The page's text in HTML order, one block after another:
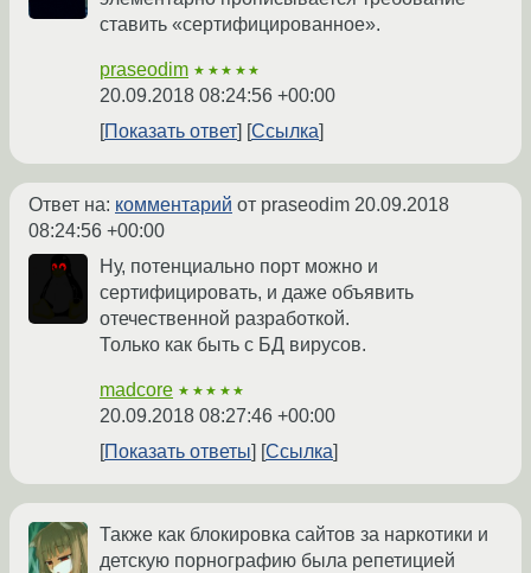
ставить «сертифицированное».
praseodim ★★★★★
20.09.2018 08:24:56 +00:00
Показать ответ
Ссылка
Ответ на: комментарий от praseodim 20.09.2018
08:24:56 +00:00
Ну, потенциально порт можно и
сертифицировать, и даже объявить
отечественной разработкой.
Только как быть с БД вирусов.
madcore ★★★★★
20.09.2018 08:27:46 +00:00
Показать ответы
Ссылка
Также как блокировка сайтов за наркотики и
детскую порнографию была репетицией